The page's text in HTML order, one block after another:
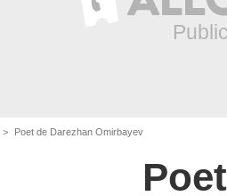
Poet de Darezhan Omirbayev
Poet